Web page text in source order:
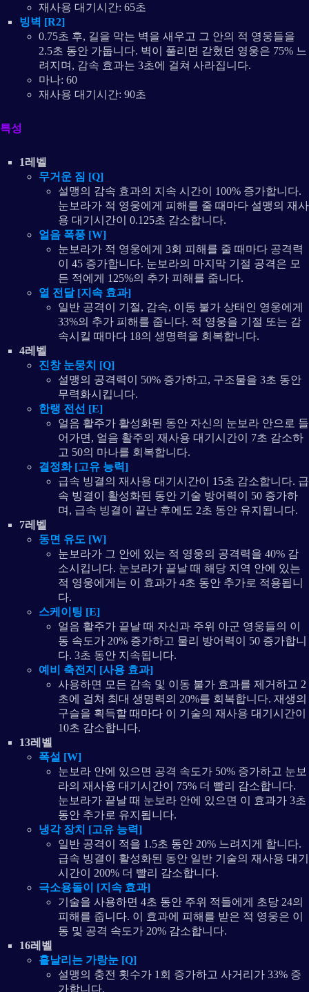
재사용 대기시간: 65초
빙벽 [R2]
0.75초 후, 길을 막는 벽을 새우고 그 안의 적 영웅들을
2.5초 동안 가둡니다. 벽이 풀리면 갇혔던 영웅은 75% 느
려지며, 감속 효과는 3초에 걸쳐 사라집니다.
마나: 60
재사용 대기시간: 90초
특성
1레벨
무거운 짐 [Q]
설맹의 감속 효과의 지속 시간이 100% 증가합니다.
눈보라가 적 영웅에게 피해를 줄 때마다 설맹의 재사
용 대기시간이 0.125초 감소합니다.
얼음 폭풍 [W]
눈보라가 적 영웅에게 3회 피해를 줄 때마다 공격력
이 45 증가합니다. 눈보라의 마지막 기절 공격은 모
든 적에게 125%의 추가 피해를 줍니다.
열 전달 [지속 효과]
일반 공격이 기절, 감속, 이동 불가 상태인 영웅에게
33%의 추가 피해를 줍니다. 적 영웅을 기절 또는 감
속시킬 때마다 18의 생명력을 회복합니다.
4레벨
진창 눈뭉치 [Q]
설맹의 공격력이 50% 증가하고, 구조물을 3초 동안
무력화시킵니다.
한랭 전선 [E]
얼음 활주가 활성화된 동안 자신의 눈보라 안으로 들
어가면, 얼음 활주의 재사용 대기시간이 7초 감소하
고 50의 마나를 회복합니다.
결정화 [고유 능력]
급속 빙결의 재사용 대기시간이 15초 감소합니다. 급
속 빙결이 활성화된 동안 기술 방어력이 50 증가하
며, 급속 빙결이 끝난 후에도 2초 동안 유지됩니다.
7레벨
동면 유도 [W]
눈보라가 그 안에 있는 적 영웅의 공격력을 40% 감
소시킵니다. 눈보라가 끝날 때 해당 지역 안에 있는
적 영웅에게는 이 효과가 4초 동안 추가로 적용됩니
다.
스케이팅 [E]
얼음 활주가 끝날 때 자신과 주위 아군 영웅들의 이
동 속도가 20% 증가하고 물리 방어력이 50 증가합니
다. 3초 동안 지속됩니다.
예비 축전지 [사용 효과]
사용하면 모든 감속 및 이동 불가 효과를 제거하고 2
초에 걸쳐 최대 생명력의 20%를 회복합니다. 재생의
구슬을 획득할 때마다 이 기술의 재사용 대기시간이
10초 감소합니다.
13레벨
폭설 [W]
눈보라 안에 있으면 공격 속도가 50% 증가하고 눈보
라의 재사용 대기시간이 75% 더 빨리 감소합니다.
눈보라가 끝날 때 눈보라 안에 있으면 이 효과가 3초
동안 추가로 유지됩니다.
냉각 장치 [고유 능력]
일반 공격이 적을 1.5초 동안 20% 느려지게 합니다.
급속 빙결이 활성화된 동안 일반 기술의 재사용 대기
시간이 200% 더 빨리 감소합니다.
극소용돌이 [지속 효과]
기술을 사용하면 4초 동안 주위 적들에게 초당 24의
피해를 줍니다. 이 효과에 피해를 받은 적 영웅은 이
동 및 공격 속도가 20% 감소합니다.
16레벨
흩날리는 가랑눈 [Q]
설맹의 충전 횟수가 1회 증가하고 사거리가 33% 증
가합니다.